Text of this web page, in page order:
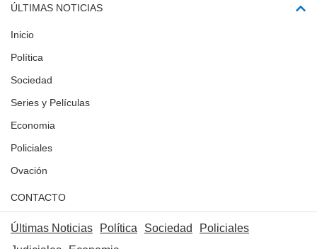
ÚLTIMAS NOTICIAS
Inicio
Política
Sociedad
Series y Películas
Economia
Policiales
Ovación
CONTACTO
Últimas Noticias Política Sociedad
Policiales